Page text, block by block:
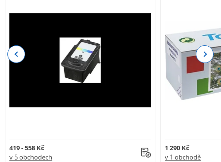
419 - 558 Kč
v 5 obchodech
1 290 Kč
v 1 obchodě
Previous Next